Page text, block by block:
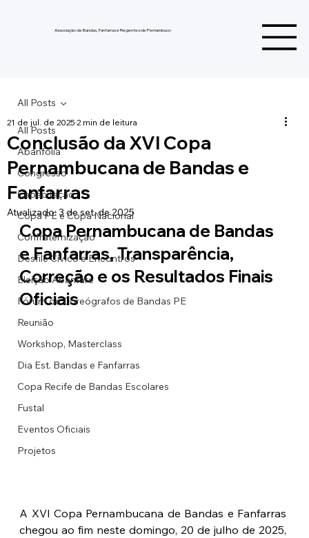
Associação de Bandas, Fanfarras e Regentes de Pernambuco
All Posts
Abanfolia
Congresso
Capacitação
Copa PE e Copa Nacional
Confraternização
Desfile Cívico e Encontros
Eleição Abanfare
Fórum de Coreógrafos de Bandas PE
Reunião
Workshop, Masterclass
Dia Est. Bandas e Fanfarras
Copa Recife de Bandas Escolares
Fustal
Eventos Oficiais
Projetos
All Posts
Conclusão da XVI Copa
Pernambucana de Bandas e
Fanfarras
21 de jul. de 20252 min de leitura
Atualizado:3 de set. de 2025
Copa Pernambucana de Bandas
e Fanfarras, Transparência,
Correção e os Resultados Finais
Oficiais
A XVI Copa Pernambucana de Bandas e Fanfarras
chegou ao fim neste domingo, 20 de julho de 2025,